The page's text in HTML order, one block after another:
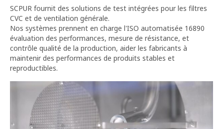
SCPUR fournit des solutions de test intégrées pour les filtres
CVC et de ventilation générale.
Nos systèmes prennent en charge l'ISO automatisée 16890
évaluation des performances, mesure de résistance, et
contrôle qualité de la production, aider les fabricants à
maintenir des performances de produits stables et
reproductibles.